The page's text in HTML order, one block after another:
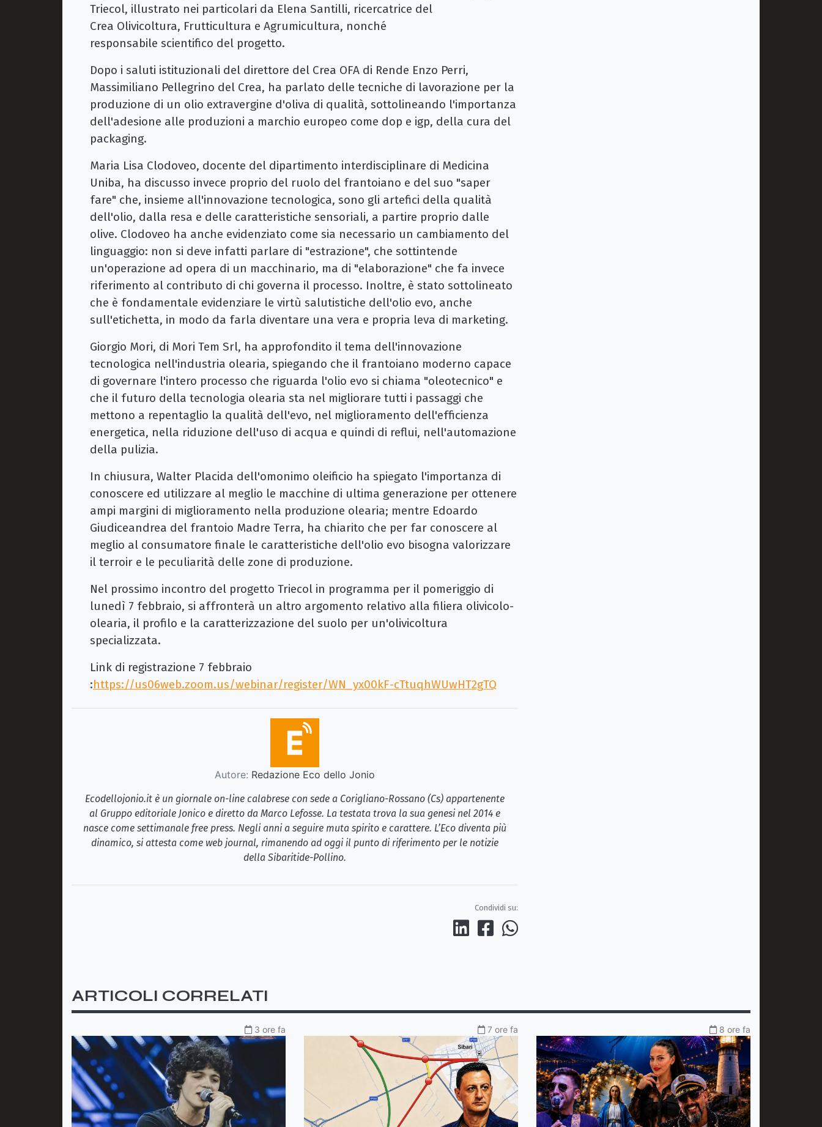
Triecol, illustrato nei particolari da Elena Santilli, ricercatrice del
Crea Olivicoltura, Frutticultura e Agrumicultura, nonché
responsabile scientifico del progetto.
Dopo i saluti istituzionali del direttore del Crea OFA di Rende Enzo Perri,
Massimiliano Pellegrino del Crea, ha parlato delle tecniche di lavorazione per la
produzione di un olio extravergine d'oliva di qualità, sottolineando l'importanza
dell'adesione alle produzioni a marchio europeo come dop e igp, della cura del
packaging.
Maria Lisa Clodoveo, docente del dipartimento interdisciplinare di Medicina
Uniba, ha discusso invece proprio del ruolo del frantoiano e del suo "saper
fare" che, insieme all'innovazione tecnologica, sono gli artefici della qualità
dell'olio, dalla resa e delle caratteristiche sensoriali, a partire proprio dalle
olive. Clodoveo ha anche evidenziato come sia necessario un cambiamento del
linguaggio: non si deve infatti parlare di "estrazione", che sottintende
un'operazione ad opera di un macchinario, ma di "elaborazione" che fa invece
riferimento al contributo di chi governa il processo. Inoltre, è stato sottolineato
che è fondamentale evidenziare le virtù salutistiche dell'olio evo, anche
sull'etichetta, in modo da farla diventare una vera e propria leva di marketing.
Giorgio Mori, di Mori Tem Srl, ha approfondito il tema dell'innovazione
tecnologica nell'industria olearia, spiegando che il frantoiano moderno capace
di governare l'intero processo che riguarda l'olio evo si chiama "oleotecnico" e
che il futuro della tecnologia olearia sta nel migliorare tutti i passaggi che
mettono a repentaglio la qualità dell'evo, nel miglioramento dell'efficienza
energetica, nella riduzione dell'uso di acqua e quindi di reflui, nell'automazione
della pulizia.
In chiusura, Walter Placida dell'omonimo oleificio ha spiegato l'importanza di
conoscere ed utilizzare al meglio le macchine di ultima generazione per ottenere
ampi margini di miglioramento nella produzione olearia; mentre Edoardo
Giudiceandrea del frantoio Madre Terra, ha chiarito che per far conoscere al
meglio al consumatore finale le caratteristiche dell'olio evo bisogna valorizzare
il terroir e le peculiarità delle zone di produzione.
Nel prossimo incontro del progetto Triecol in programma per il pomeriggio di
lunedì 7 febbraio, si affronterà un altro argomento relativo alla filiera olivicolo-
olearia, il profilo e la caratterizzazione del suolo per un'olivicoltura
specializzata.
Link di registrazione 7 febbraio
:https://us06web.zoom.us/webinar/register/WN_yx00kF-cTtuqhWUwHT2gTQ
Autore: Redazione Eco dello Jonio
Ecodellojonio.it è un giornale on-line calabrese con sede a Corigliano-Rossano (Cs) appartenente
al Gruppo editoriale Jonico e diretto da Marco Lefosse. La testata trova la sua genesi nel 2014 e
nasce come settimanale free press. Negli anni a seguire muta spirito e carattere. L’Eco diventa più
dinamico, si attesta come web journal, rimanendo ad oggi il punto di riferimento per le notizie
della Sibaritide-Pollino.
Condividi su:
ARTICOLI CORRELATI
3 ore fa 7 ore fa 8 ore fa